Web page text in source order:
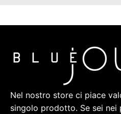
Nel nostro store ci piace
singolo prodotto. Se sei